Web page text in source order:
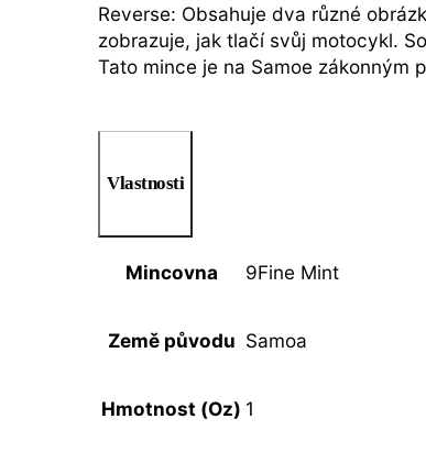
Reverse: Obsahuje dva různé
zobrazuje, jak tlačí svůj motocykl.
Tato mince je na Samoe zákonným
Vlastnosti
Mincovna 9Fine Mint
Země původu Samoa
Hmotnost (Oz) 1